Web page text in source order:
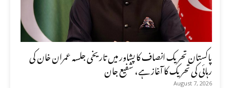
پاکستان تحریک انصاف کا پشاور میں تاریخی جلسہ عمران خان کی
رہائی کی تحریک کا آغاز ہے، شفیع جان
August 7, 2026